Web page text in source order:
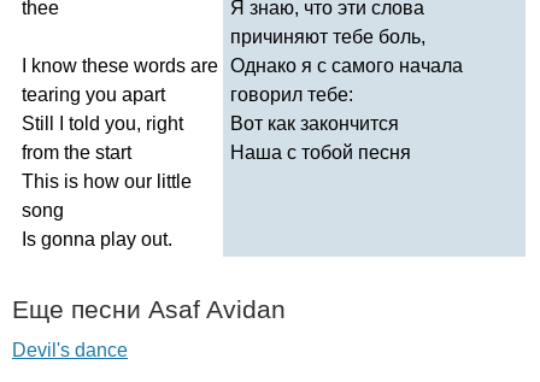
thee
know these words are
tearing you apart
Still
told you, right
from the start
This is how our little
song
Is gonna play out.
Я знаю, что эти слова
причиняют тебе боль,
Однако я с самого начала
говорил тебе:
Вот как закончится
Наша с тобой песня
Еще песни Asaf Avidan
Devil's dance